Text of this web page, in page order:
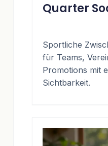
Quarter
Sportliche
für Teams,
Promotions mit
Sichtbarkeit.